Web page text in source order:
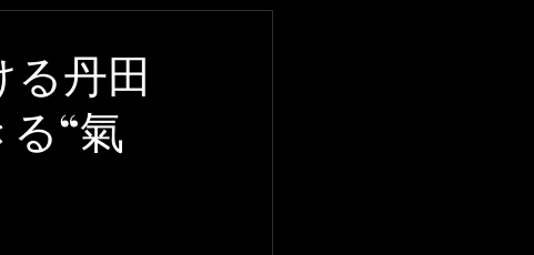
丹田
“氣